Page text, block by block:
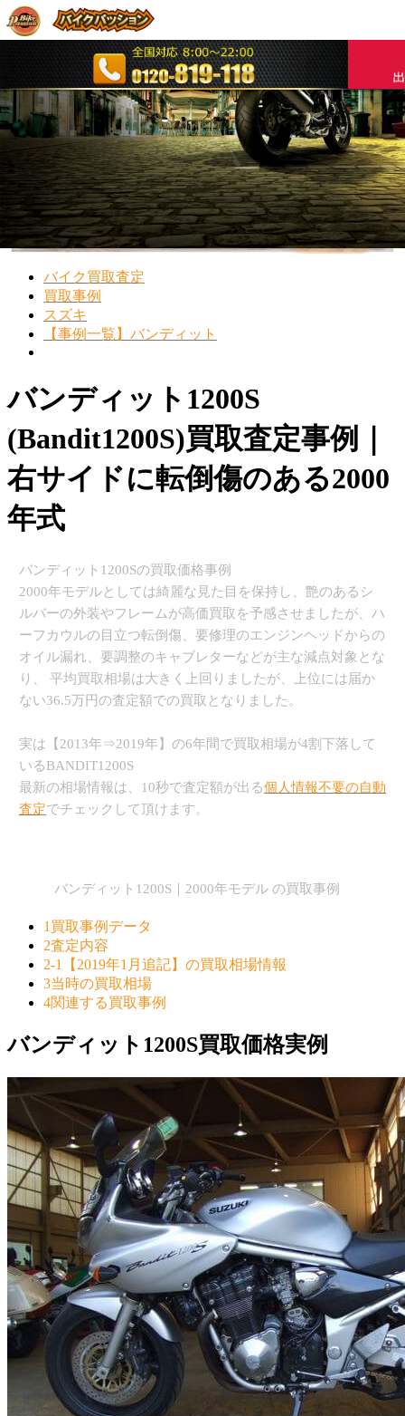
オンライン査定
詳細な相場とお見積り
バイク買取査定
買取事例
スズキ
【事例一覧】バンディット
バンディット1200S
(Bandit1200S)買取査定事例｜
右サイドに転倒傷のある2000
年式
バンディット1200Sの買取価格事例
2000年モデルとしては綺麗な見た目を保持し、艶のあるシ
ルバーの外装やフレームが高価買取を予感させましたが、ハ
ーフカウルの目立つ転倒傷、要修理のエンジンヘッドからの
オイル漏れ、要調整のキャブレターなどが主な減点対象とな
り、 平均買取相場は大きく上回りましたが、上位には届か
ない36.5万円の査定額での買取となりました。
実は【2013年⇒2019年】の6年間で買取相場が4割下落して
いるBANDIT1200S
最新の相場情報は、10秒で査定額が出る個人情報不要の自動
査定でチェックして頂けます。
バンディット1200S｜2000年モデル の買取事例
1 買取事例データ
2査定内容
2-1
【2019年1月追記】の買取相場情報
3当時の買取相場
4関連する買取事例
バンディット1200S買取価格実例